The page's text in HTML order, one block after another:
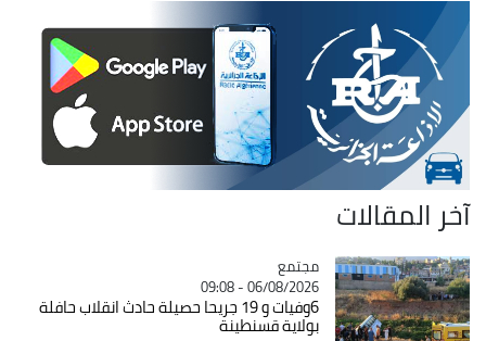
آخر المقالات
Catégorie
مجتمع
06/08/2026 - 09:08
6وفيات و 19 جريحا حصيلة حادث انقلاب حافلة
بولاية قسنطينة